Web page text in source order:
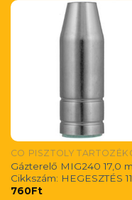
CO PISZTOLY
Gázterelő MIG240 17,0
Cikkszám: HEGESZTÉS
760Ft